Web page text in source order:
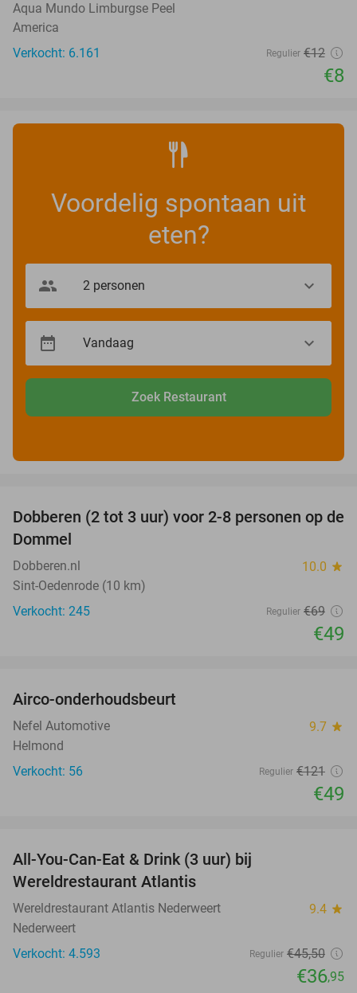
Aqua Mundo Limburgse Peel
America
Verkocht: 6.161
Regulier €12
€8
Voordelig spontaan uit
eten?
Zoek Restaurant
29%
Dobberen (2 tot 3 uur) voor 2-8 personen op de
Dommel
Dobberen.nl 10.0 star
Sint-Oedenrode (10 km)
Verkocht: 245
Regulier €69
€49
Airco-onderhoudsbeurt
Nefel Automotive 9.7 star
Helmond
Verkocht: 56
Regulier €121
€49
All-You-Can-Eat & Drink (3 uur) bij
Wereldrestaurant Atlantis
Wereldrestaurant Atlantis Nederweert 9.4 star
Nederweert
Verkocht: 4.593
Regulier €45,50
€36,95